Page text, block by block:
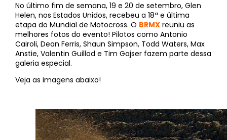
No último fim de semana, 19 e 20 de setembro, Glen
Helen, nos Estados Unidos, recebeu a 18ª e última
etapa do Mundial de Motocross. O BRMX reuniu as
melhores fotos do evento! Pilotos como Antonio
Cairoli, Dean Ferris, Shaun Simpson, Todd Waters, Max
Anstie, Valentin Guillod e Tim Gajser fazem parte dessa
galeria especial.
Veja as imagens abaixo!